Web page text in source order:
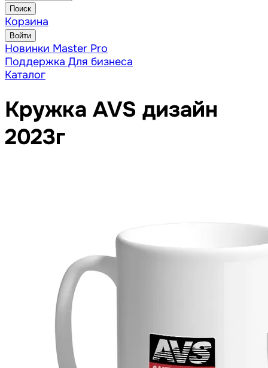
Поиск
Корзина
Войти
Новинки Master Pro
Поддержка Для бизнеса
Каталог
Кружка AVS дизайн
2023г